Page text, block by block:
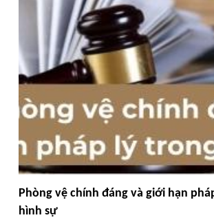
Phòng vệ chính đáng và giới hạn
hình sự